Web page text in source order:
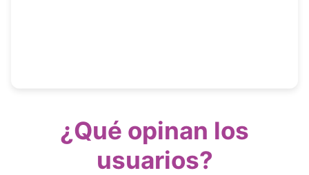
¿Qué opinan los
usuarios?